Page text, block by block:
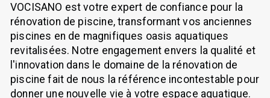
VOCISANO est votre expert de confiance pour la
rénovation de piscine, transformant vos anciennes
piscines en de magnifiques oasis aquatiques
revitalisées. Notre engagement envers la qualité et
l'innovation dans le domaine de la rénovation de
piscine fait de nous la référence incontestable pour
donner une nouvelle vie à votre espace aquatique.